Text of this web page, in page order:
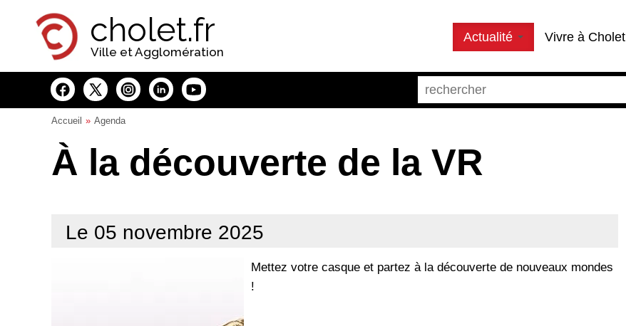
cholet.fr
Ville et Agglomération
Actualité Vivre à Cholet
Accueil Agenda
À la découverte de la VR
Le 05 novembre 2025
Mettez votre casque et partez à la découverte de nouveaux mondes
!